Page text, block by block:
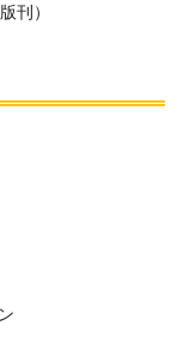
刊）